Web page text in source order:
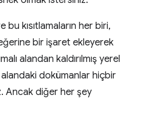
kısıtlamaların her biri,
bir işaret ekleyerek
alandan kaldırılmış yerel
dokümanlar hiçbir
Ancak diğer her şey